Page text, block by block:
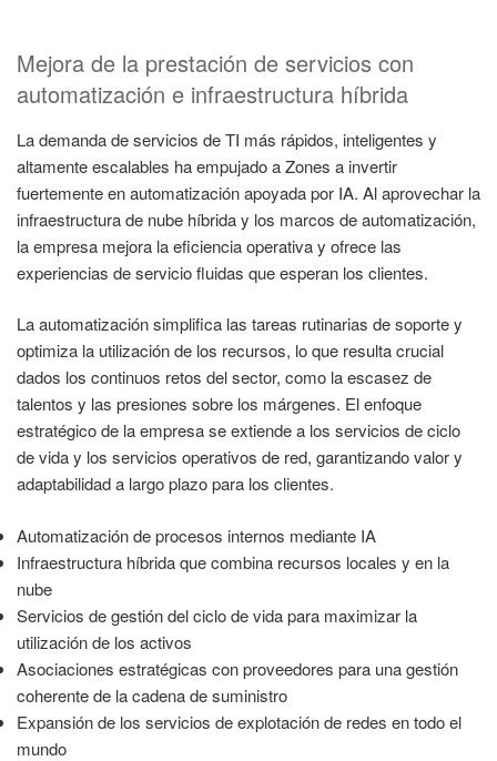
Mejora de la prestación de servicios con
automatización e infraestructura híbrida
La demanda de servicios de TI más rápidos, inteligentes y
altamente escalables ha empujado a Zones a invertir
fuertemente en automatización apoyada por IA. Al aprovechar la
infraestructura de nube híbrida y los marcos de automatización,
la empresa mejora la eficiencia operativa y ofrece las
experiencias de servicio fluidas que esperan los clientes.
La automatización simplifica las tareas rutinarias de soporte y
optimiza la utilización de los recursos, lo que resulta crucial
dados los continuos retos del sector, como la escasez de
talentos y las presiones sobre los márgenes. El enfoque
estratégico de la empresa se extiende a los servicios de ciclo
de vida y los servicios operativos de red, garantizando valor y
adaptabilidad a largo plazo para los clientes.
Automatización de procesos internos mediante IA
Infraestructura híbrida que combina recursos locales y en la
nube
Servicios de gestión del ciclo de vida para maximizar la
utilización de los activos
Asociaciones estratégicas con proveedores para una gestión
coherente de la cadena de suministro
Expansión de los servicios de explotación de redes en todo el
mundo